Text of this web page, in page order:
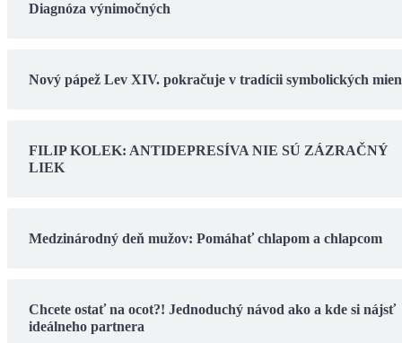
Diagnóza výnimočných
Nový pápež Lev XIV. pokračuje v tradícii symbolických
FILIP KOLEK: ANTIDEPRESÍVA NIE SÚ ZÁZRAČNÝ
LIEK
Medzinárodný deň mužov: Pomáhať chlapom a chlapcom
Chcete ostať na ocot?! Jednoduchý návod ako a kde si nájsť
ideálneho partnera